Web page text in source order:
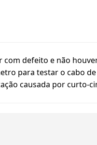
com defeito e não
para testar o cabo
causada por curto-